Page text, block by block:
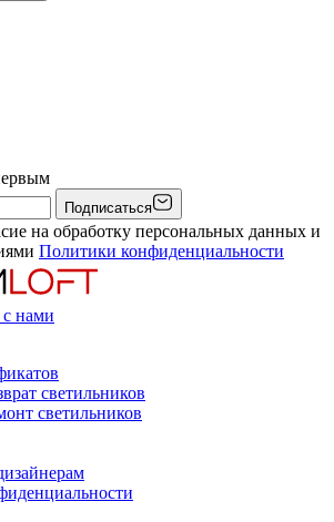
Подписаться
на обработку персональных данных и
Политики конфиденциальности
с нами
светильников
светильников